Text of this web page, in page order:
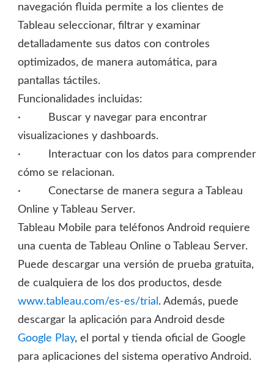
navegación fluida permite a los clientes de
Tableau seleccionar, filtrar y examinar
detalladamente sus datos con controles
optimizados, de manera automática, para
pantallas táctiles.
Funcionalidades incluidas:
·
Buscar y navegar para encontrar
visualizaciones y dashboards.
·
Interactuar con los datos para comprender
cómo se relacionan.
· Conectarse de manera segura a Tableau
Online y Tableau Server.
Tableau Mobile para teléfonos Android requiere
una cuenta de Tableau Online o Tableau Server.
Puede descargar una versión de prueba gratuita,
de cualquiera de los dos productos, desde
www.tableau.com/es-es/trial . Además, puede
descargar la aplicación para Android desde
Google Play, el portal y tienda oficial de Google
para aplicaciones del sistema operativo Android.